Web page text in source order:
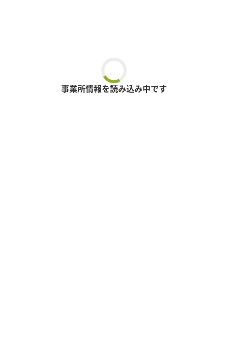
事業所情報を読み込み中です